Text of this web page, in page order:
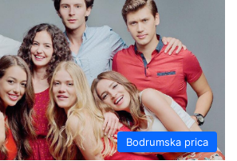
Bodrumska prica